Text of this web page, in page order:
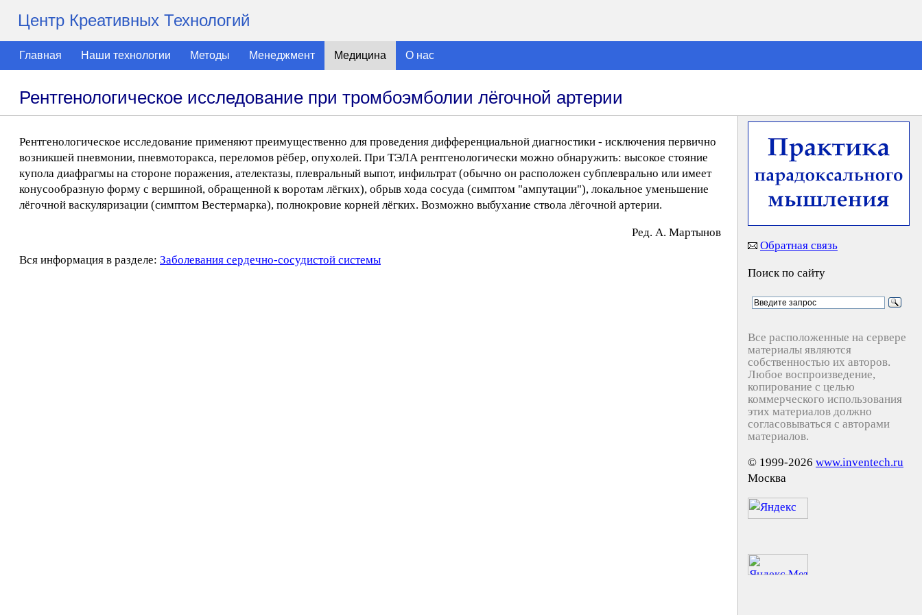
Центр Креативных Технологий
Главная Наши технологии Методы Менеджмент Медицина О нас
Рентгенологическое исследование при тромбоэмболии лёгочной артерии
Рентгенологическое исследование применяют преимущественно для проведения дифференциальной диагностики - исключения первично
возникшей пневмонии, пневмоторакса, переломов рёбер, опухолей. При ТЭЛА рентгенологически можно обнаружить: высокое стояние
купола диафрагмы на стороне поражения, ателектазы, плевральный выпот, инфильтрат (обычно он расположен субплеврально или имеет
конусообразную форму с вершиной, обращенной к воротам лёгких), обрыв хода сосуда (симптом "ампутации"), локальное уменьшение
лёгочной васкуляризации (симптом Вестермарка), полнокровие корней лёгких. Возможно выбухание ствола лёгочной артерии.
Peд. A. Mapтынoв
Вся информация в разделе: Заболевания сердечно-сосудистой системы
Обратная связь
Поиск по сайту
Все расположенные на сервере
материалы являются
собственностью их авторов.
Любое воспроизведение,
копирование с целью
коммерческого использования
этих материалов должно
согласовываться с авторами
материалов.
© 1999-2026 www.inventech.ru
Москва